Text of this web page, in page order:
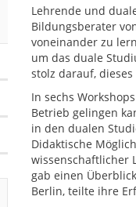
Lehrende und
Bildungsberater
voneinander zu
um das duale
stolz darauf, dieses
In sechs
Betrieb gelingen
in den dualen
Didaktische
wissenschaftlicher
gab einen
Berlin, teilte ihre